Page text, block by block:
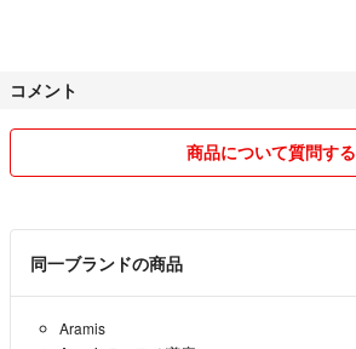
コメント
商品について質問する
同一ブランドの商品
Aramis